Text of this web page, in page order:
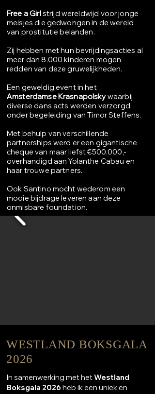
Free a Girlstrijd wereldwijd voor jonge
meisjes die gedwongen in de wereld
van prostitutie belanden.
Zij hebben met hun bevrijdingsacties al
meer dan 8.000 kinderen mogen
redden van deze gruwelijkheden.
Een geweldig event in het
Amsterdamse Krasnapolskywaarbij
diverse dans acts werden verzorgd
onder begeleiding van Timor Steffens.
Met behulp van verschillende
partnerships werd er een gigantische
cheque van maar liefst €500.000,-
overhandigd aan Yolanthe Cabau en
haar trouwe partners.
Ook Santino mocht wederom een
mooie bijdrage leveren aan deze
onmisbare foundation.
WESTLAND BOKSGALA
2026
In samenwerking met hetWestland
Boksgala 2026 heb ik een uniek en